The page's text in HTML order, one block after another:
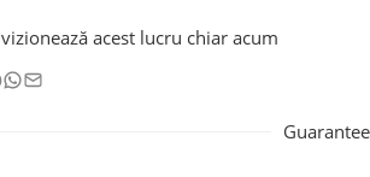
vizionează acest lucru chiar acum